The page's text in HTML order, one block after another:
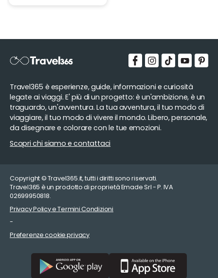
Travel365 è esperienze, guide, informazioni e curiosità
legate ai viaggi. E' più di un progetto: è un'ambizione, è un
traguardo, un'avventura. La tua avventura, il tuo modo di
viaggiare, il tuo modo di vivere il mondo. Libero, personale,
da disegnare e colorare con le tue emozioni.
Scopri chi siamo e contattaci
Copyright © Travel365.it, tutti i diritti sono riservati.
Travel365 è un prodotto di proprietà Emade Srl - P. IVA
02699950818.
Privacy Policy e Termini Condizioni
-
Preferenze cookie privacy